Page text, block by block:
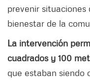
prevenir
bienestar de la
La intervención
cuadrados y 100
que estaban siendo